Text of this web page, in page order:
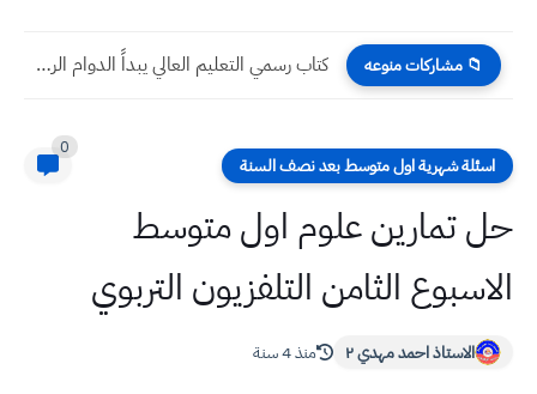
📁 مشاركات منوعه كتاب رسمي التعليم العالي يبداً الدوام الرسمي في كافة الجامعات...
اسئلة شهرية اول متوسط بعد نصف السنة
0
حل تمارين علوم اول متوسط
الاسبوع الثامن التلفزيون التربوي
الاستاذ احمد مهدي ٢ منذ 4 سنة